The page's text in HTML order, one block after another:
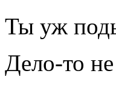
Ты уж
Дело-то